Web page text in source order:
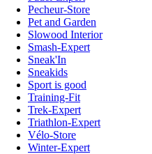
Pecheur-Store
Pet and Garden
Slowood Interior
Smash-Expert
Sneak'In
Sneakids
Sport is good
Training-Fit
Trek-Expert
Triathlon-Expert
Vélo-Store
Winter-Expert